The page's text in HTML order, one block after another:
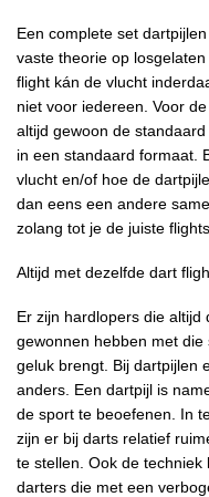
Een complete set
vaste theorie op
flight kán de vlucht
niet voor iedereen. Voor
altijd gewoon de
in een standaard formaat.
vlucht en/of hoe de
dan eens een andere
zolang tot je de juiste
Altijd met dezelfde dart
Er zijn hardlopers die
gewonnen hebben met
geluk brengt. Bij dartpijlen
anders. Een dartpijl is
de sport te beoefenen. In
zijn er bij darts relatief
te stellen. Ook de techniek
darters die met een